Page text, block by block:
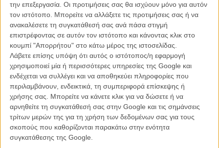
την επεξεργασία. Οι προτιμήσεις σας θα ισχύουν μόνο για αυτόν
τον ιστότοπο. Μπορείτε να αλλάξετε τις προτιμήσεις σας ή να
ανακαλέσετε τη συγκατάθεσή σας ανά πάσα στιγμή
επιστρέφοντας σε αυτόν τον ιστότοπο και κάνοντας κλικ στο
κουμπί "Απορρήτου" στο κάτω μέρος της ιστοσελίδας.
Λάβετε επίσης υπόψη ότι αυτός ο ιστότοπος/η εφαρμογή
χρησιμοποιεί μία ή περισσότερες υπηρεσίες της Google και
ενδέχεται να συλλέγει και να αποθηκεύει πληροφορίες που
περιλαμβάνουν, ενδεικτικά, τη συμπεριφορά επίσκεψης ή
χρήσης σας. Μπορείτε να κάνετε κλικ για να δώσετε ή να
αρνηθείτε τη συγκατάθεσή σας στην Google και τις σημάνσεις
τρίτων μερών της για τη χρήση των δεδομένων σας για τους
σκοπούς που καθορίζονται παρακάτω στην ενότητα
συγκατάθεσης της Google.
Το αποτέλεσμα έχει σίγουρα ενδιαφέρον, και όχι μονάχα για τους
θαυμαστές των δύο μουσικών, και ακούγεται κι ανεξάρτητα από το
φιλμ. Το άλμπουμ με τη μουσική της ταινίας κυκλοφόρησε στις 14
Δεκεμβρίου, αλλά είναι πλέον διαθέσιμο και online για streaming.
Μπορείτε να το ακούσετε ολόκληρο παρακάτω.